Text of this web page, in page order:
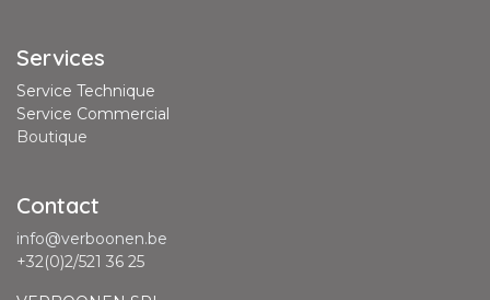
Services
Service Technique
Service Commercial
Boutique
Contact
info@verboonen.be
+32(0)2/521 36 25